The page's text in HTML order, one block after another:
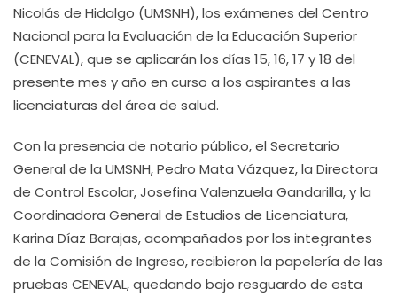
Nicolás de Hidalgo (UMSNH), los exámenes del Centro
Nacional para la Evaluación de la Educación Superior
(CENEVAL), que se aplicarán los días 15, 16, 17 y 18 del
presente mes y año en curso a los aspirantes a las
licenciaturas del área de salud.
Con la presencia de notario público, el Secretario
General de la UMSNH, Pedro Mata Vázquez, la Directora
de Control Escolar, Josefina Valenzuela Gandarilla, y la
Coordinadora General de Estudios de Licenciatura,
Karina Díaz Barajas, acompañados por los integrantes
de la Comisión de Ingreso, recibieron la papelería de las
pruebas CENEVAL, quedando bajo resguardo de esta